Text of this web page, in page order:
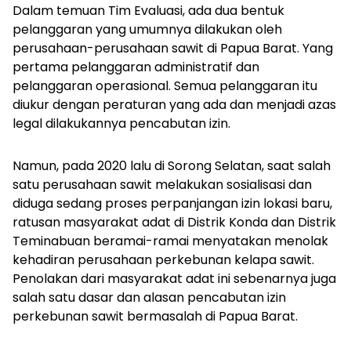
Dalam temuan Tim Evaluasi, ada dua bentuk
pelanggaran yang umumnya dilakukan oleh
perusahaan-perusahaan sawit di Papua Barat. Yang
pertama pelanggaran administratif dan
pelanggaran operasional. Semua pelanggaran itu
diukur dengan peraturan yang ada dan menjadi azas
legal dilakukannya pencabutan izin.
Namun, pada 2020 lalu di Sorong Selatan, saat salah
satu perusahaan sawit melakukan sosialisasi dan
diduga sedang proses perpanjangan izin lokasi baru,
ratusan masyarakat adat di Distrik Konda dan Distrik
Teminabuan beramai-ramai menyatakan menolak
kehadiran perusahaan perkebunan kelapa sawit.
Penolakan dari masyarakat adat ini sebenarnya juga
salah satu dasar dan alasan pencabutan izin
perkebunan sawit bermasalah di Papua Barat.